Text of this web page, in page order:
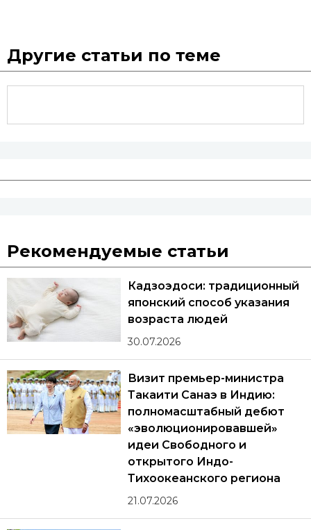
Другие статьи по теме
Рекомендуемые статьи
Кадзоэдоси: традиционный
японский способ указания
возраста людей
30.07.2026
Визит премьер-министра
Такаити Санаэ в Индию:
полномасштабный дебют
«эволюционировавшей»
идеи Свободного и
открытого Индо-
Тихоокеанского региона
21.07.2026